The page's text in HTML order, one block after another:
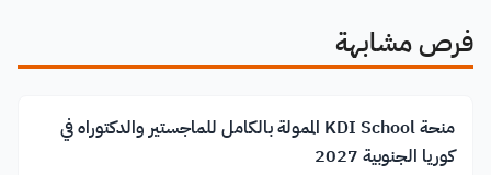
فرص مشابهة
منحة KDI School الممولة بالكامل للماجستير والدكتوراه في
كوريا الجنوبية 2027